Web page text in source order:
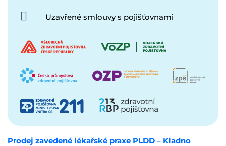
Uzavřené smlouvy s pojišťovnami
Prodej zavedené lékařské praxe PLDD – Kladno